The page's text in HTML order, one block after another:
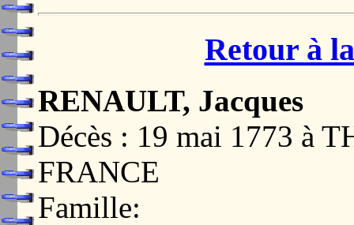
Retour à
RENAULT, Jacques
Décès : 19 mai 1773 à
FRANCE
Famille: